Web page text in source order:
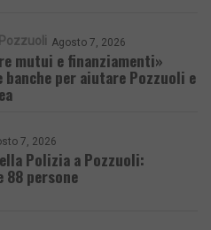
Pozzuoli Agosto 7, 2026
mutui e finanziamenti»
banche per aiutare Pozzuoli e
7, 2026
Polizia a Pozzuoli:
persone